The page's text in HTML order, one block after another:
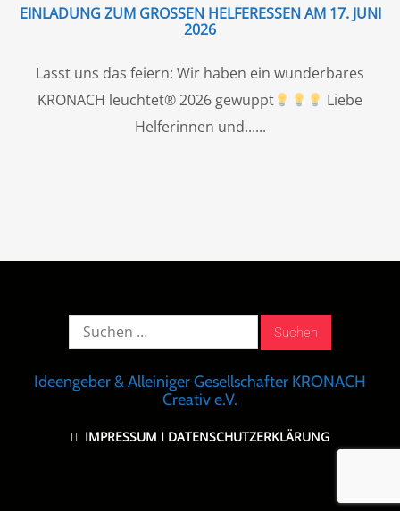
EINLADUNG ZUM GROSSEN HELFERESSEN AM 17. JUNI 2
026
Lasst uns das feiern: Wir haben ein wunderbares
KRONACH leuchtet® 2026 gewuppt
Liebe
Helferinnen und...
Suche
Ideengeber & Alleiniger Gesellschafter KRONACH
Creativ e.V.
IMPRESSUM I DATENSCHUTZERKLÄRUNG